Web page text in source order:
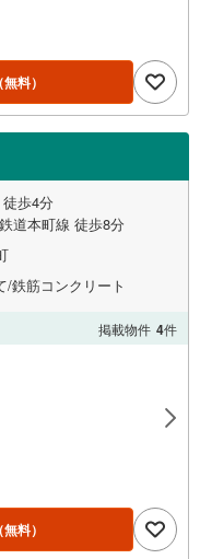
（無料）
歩4分
道本町線 徒歩8分
/鉄筋コンクリート
掲載物件 4件
（無料）